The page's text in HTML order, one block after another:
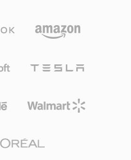
Master Audio i LPCM do
przestrzennego.
materialu w wysokiej
plyt konsumenckich,
produkcji wideo. Pliki M2TS
menu w ramach
do 1,5 Mbps. W
modelowaniu
DTS przydziela wyzszy
przestrzenne i dynamike
tworzac